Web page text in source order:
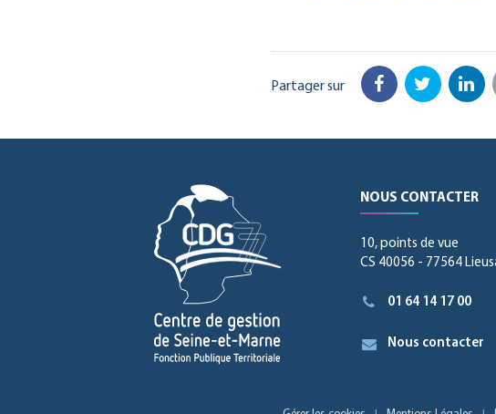
Partager sur Facebook
Twitter
NOUS CONTACTER
10, points de vue
CS 40056 - 77564
01 64 14 17 00
Nous contacter